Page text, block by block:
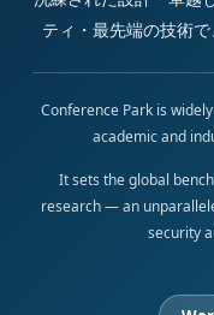
ティ・最先端の技術
Conference Park is
academic and
It sets the global
research — an
security